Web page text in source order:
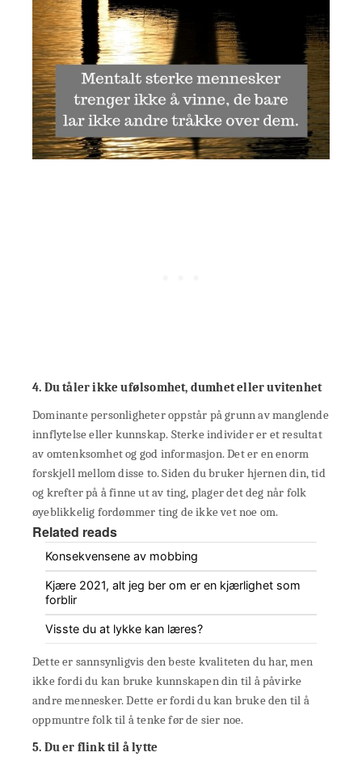
4. Du tåler ikke ufølsomhet, dumhet eller uvitenhet
Dominante personligheter oppstår på grunn av manglende
innflytelse eller kunnskap. Sterke individer er et resultat
av omtenksomhet og god informasjon. Det er en enorm
forskjell mellom disse to. Siden du bruker hjernen din, tid
og krefter på å finne ut av ting, plager det deg når folk
øyeblikkelig fordømmer ting de ikke vet noe om.
Related reads
Konsekvensene av mobbing
Kjære 2021, alt jeg ber om er en kjærlighet som
forblir
Visste du at lykke kan læres?
Dette er sannsynligvis den beste kvaliteten du har, men
ikke fordi du kan bruke kunnskapen din til å påvirke
andre mennesker. Dette er fordi du kan bruke den til å
oppmuntre folk til å tenke før de sier noe.
5. Du er flink til å lytte